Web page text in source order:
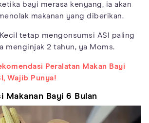
bayi merasa kenyang, ia akan
makanan yang diberikan.
tetap mengonsumsi ASI paling
menginjak 2 tahun, ya Moms.
Peralatan Makan Bayi
Wajib Punya!
Makanan Bayi 6 Bulan